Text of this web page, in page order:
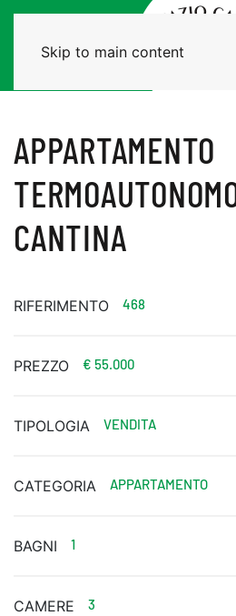
Skip to main content
APPARTAMENTO
CANTINA
RIFERIMENTO 468
PREZZO € 55.000
TIPOLOGIA VENDITA
CATEGORIA APPARTAMENTO
BAGNI 1
CAMERE 3